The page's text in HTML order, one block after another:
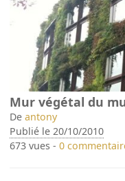
Mur végétal du
Deantony
Publié le 20/10/2010
673 vues -0